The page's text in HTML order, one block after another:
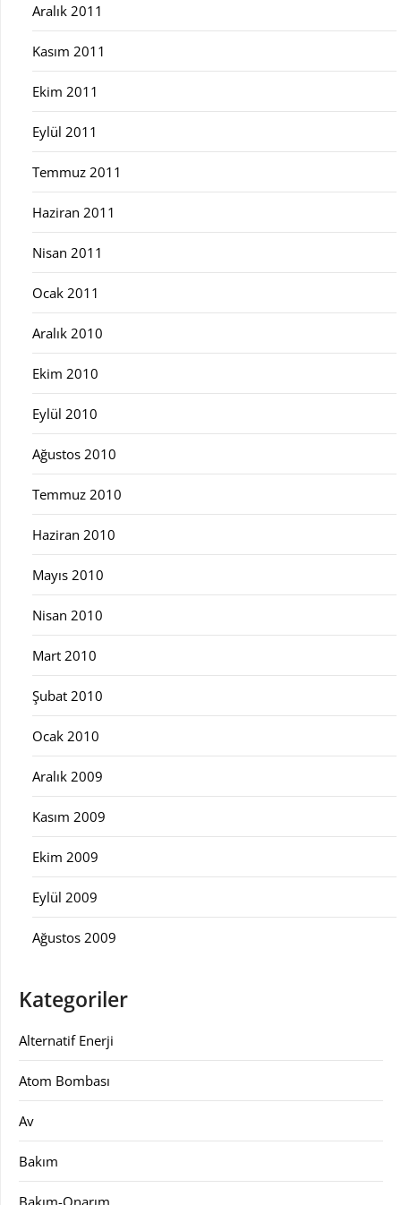
Aralık 2011
Kasım 2011
Ekim 2011
Eylül 2011
Temmuz 2011
Haziran 2011
Nisan 2011
Ocak 2011
Aralık 2010
Ekim 2010
Eylül 2010
Ağustos 2010
Temmuz 2010
Haziran 2010
Mayıs 2010
Nisan 2010
Mart 2010
Şubat 2010
Ocak 2010
Aralık 2009
Kasım 2009
Ekim 2009
Eylül 2009
Ağustos 2009
Kategoriler
Alternatif Enerji
Atom Bombası
Av
Bakım